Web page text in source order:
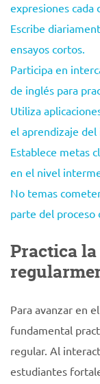
expresiones cada
Escribe
ensayos cortos.
Participa en
de inglés para
Utiliza
el aprendizaje del
Establece metas
en el nivel
No temas
parte del proceso
Practica
Para avanzar en
fundamental
regular. Al
estudiantes